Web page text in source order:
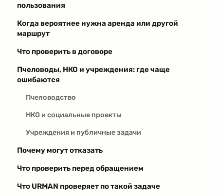
пользования
Когда вероятнее нужна аренда или другой
маршрут
Что проверить в договоре
Пчеловоды, НКО и учреждения: где чаще
ошибаются
Пчеловодство
НКО и социальные проекты
Учреждения и публичные задачи
Почему могут отказать
Что проверить перед обращением
Что URMAN проверяет по такой задаче